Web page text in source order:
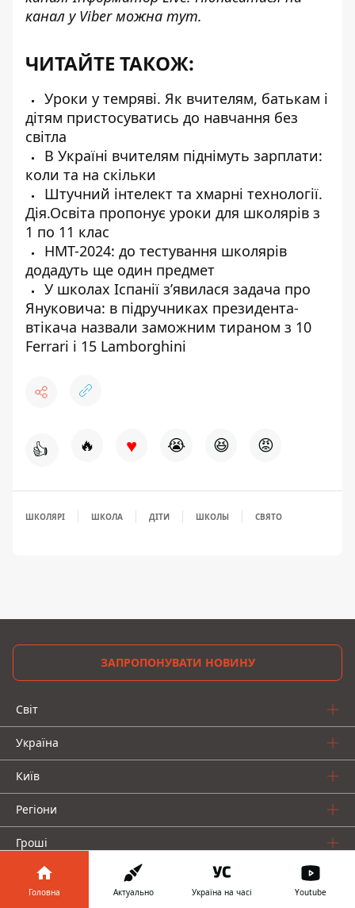
канал у Viber можна тут.
ЧИТАЙТЕ ТАКОЖ:
Уроки у темряві. Як вчителям, батькам і
дітям пристосуватись до навчання без
світла
В Україні вчителям піднімуть зарплати:
коли та на скільки
Штучний інтелект та хмарні технології.
Дія.Освіта пропонує уроки для школярів з
1 по 11 клас
НМТ-2024: до тестування школярів
додадуть ще один предмет
У школах Іспанії зʼявилася задача про
Януковича: в підручниках президента-
втікача назвали заможним тираном з 10
Ferrari і 15 Lamborghini
👍 🔥 ♥ 😭 😆 😡
ШКОЛЯРІ ШКОЛА ДІТИ ШКОЛЫ СВЯТО
ЗАПРОПОНУВАТИ НОВИНУ
Світ
Україна
Київ
Регіони
Гроші
Шоу-біз
Головна Актуально Україна на часі Youtube